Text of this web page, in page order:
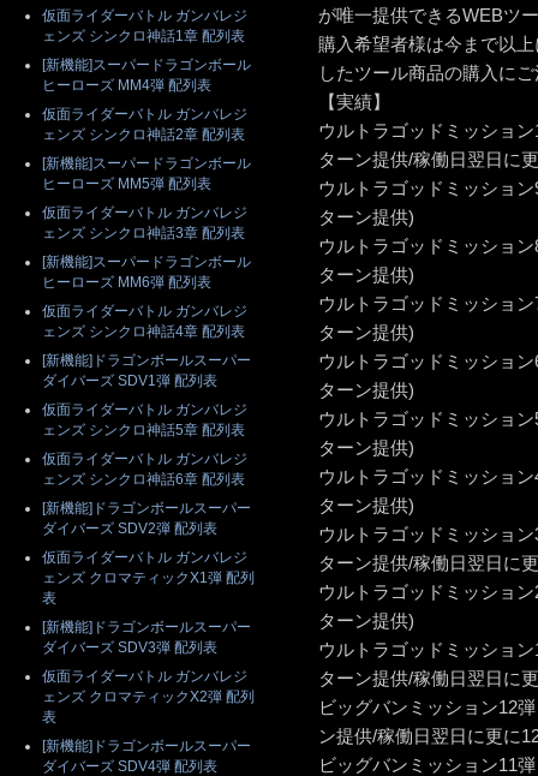
が唯一提供できるWEBツ
購入希望者様は今まで以
したツール商品の購入に
【実績】
ウルトラゴッドミッショ
ターン提供/稼働日翌日に
ウルトラゴッドミッショ
ターン提供)
ウルトラゴッドミッショ
ターン提供)
ウルトラゴッドミッショ
ターン提供)
ウルトラゴッドミッショ
ターン提供)
ウルトラゴッドミッショ
ターン提供)
ウルトラゴッドミッショ
ターン提供)
ウルトラゴッドミッショ
ターン提供/稼働日翌日に
ウルトラゴッドミッショ
ターン提供)
ウルトラゴッドミッショ
ターン提供/稼働日翌日に
ビッグバンミッション12
ン提供/稼働日翌日に更に
ビッグバンミッション11
仮面ライダーバトル ガンバレジ
ェンズ シンクロ神話1章 配列表
[新機能]スーパードラゴンボール
ヒーローズ MM4弾 配列表
仮面ライダーバトル ガンバレジ
ェンズ シンクロ神話2章 配列表
[新機能]スーパードラゴンボール
ヒーローズ MM5弾 配列表
仮面ライダーバトル ガンバレジ
ェンズ シンクロ神話3章 配列表
[新機能]スーパードラゴンボール
ヒーローズ MM6弾 配列表
仮面ライダーバトル ガンバレジ
ェンズ シンクロ神話4章 配列表
[新機能]ドラゴンボールスーパー
ダイバーズ SDV1弾 配列表
仮面ライダーバトル ガンバレジ
ェンズ シンクロ神話5章 配列表
仮面ライダーバトル ガンバレジ
ェンズ シンクロ神話6章 配列表
[新機能]ドラゴンボールスーパー
ダイバーズ SDV2弾 配列表
仮面ライダーバトル ガンバレジ
ェンズ クロマティックX1弾 配列
表
[新機能]ドラゴンボールスーパー
ダイバーズ SDV3弾 配列表
仮面ライダーバトル ガンバレジ
ェンズ クロマティックX2弾 配列
表
[新機能]ドラゴンボールスーパー
ダイバーズ SDV4弾 配列表